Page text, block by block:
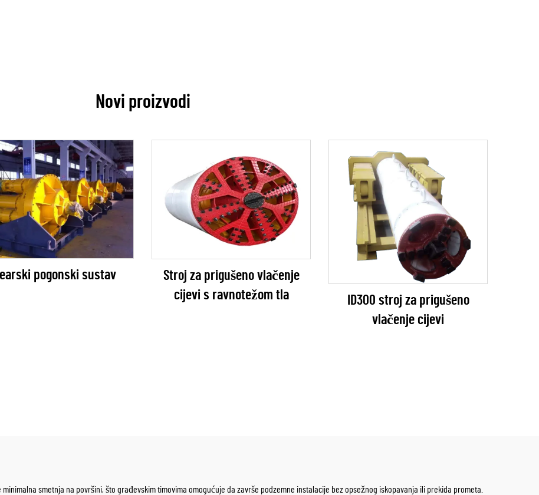
Novi proizvodi
pogonski sustav
Stroj za prigušeno vlačenje
cijevi s ravnotežom tla
ID300 stroj za prigušeno
vlačenje cijevi
minimalna smetnja na površini, što građevskim timovima omogućuje da završe podzemne instalacije bez opsežnog iskopavanja ili prekida prometa.